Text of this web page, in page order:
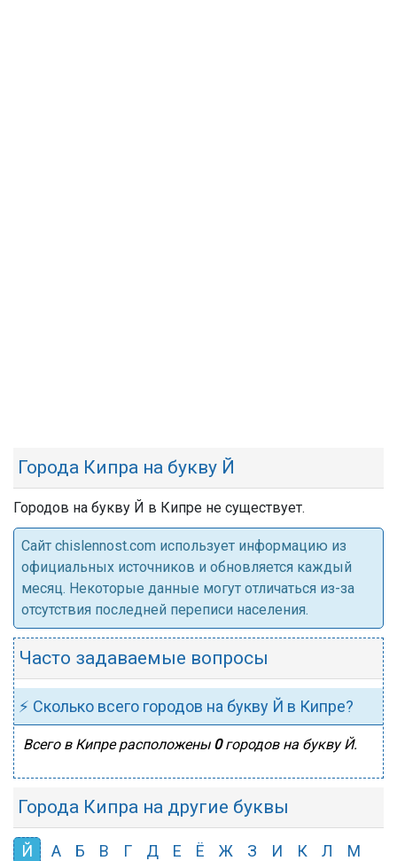
Города Кипра на букву Й
Городов на букву Й в Кипре не существует.
Cайт chislennost.com использует информацию из
официальных источников и обновляется каждый
месяц. Некоторые данные могут отличаться из-за
отсутствия последней переписи населения.
Часто задаваемые вопросы
⚡ Сколько всего городов на букву Й в Кипре?
Всего в Кипре расположены 0городов на букву Й.
Города Кипра на другие буквы
Й А Б В Г Д Е Ё Ж З И К Л
М